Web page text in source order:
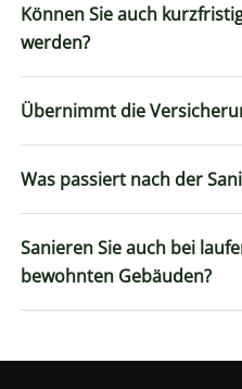
Können Sie auch
werden?
Übernimmt die
Was passiert nach der
Sanieren Sie auch bei
bewohnten Gebäuden?